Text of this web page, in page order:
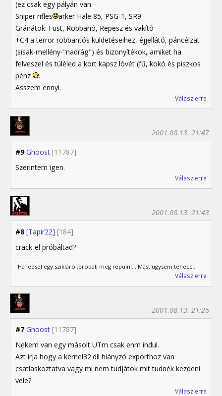
(ez csak egy pályán van
Sniper rifles
arker Hale 85, PSG-1, SR9
Gránátok: Füst, Robbanó, Repesz és vakító
+C4 a terror robbantós küldetéseihez, éjjellátó, páncélzat
(sisak-mellény-"nadrág") és bizonyítékok, amiket ha
felveszel és túléled a kört kapsz lóvét (fű, kokó és piszkos
pénz
.
Asszem ennyi.
Válasz erre
#9 Ghoost [11787]
2001.08.13. 21:47
Szerintem igen.
Válasz erre
#8 [Tapir22] [184]
2001.08.13. 21:43
crack-el próbáltad?
"Ha leesel egy szikláról,próbálj meg repülni... Mást ugysem tehecc...
Válasz erre
#7 Ghoost [11787]
2001.08.13. 21:26
Nekem van egy másolt UTm csak enm indul.
Azt írja hogy a kernel32.dll hiányzó exporthoz van
csatlaskoztatva vagy mi nem tudjátok mit tudnék kezdeni
vele?
Válasz erre